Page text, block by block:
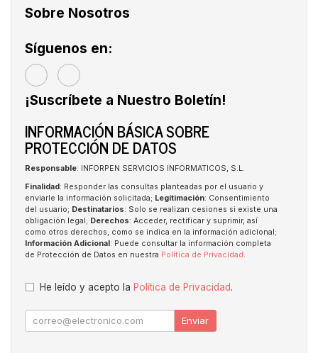
Sobre Nosotros
Síguenos en:
¡Suscríbete a Nuestro Boletín!
INFORMACIÓN BÁSICA SOBRE
PROTECCIÓN DE DATOS
Responsable: INFORPEN SERVICIOS INFORMATICOS, S.L.
Finalidad : Responder las consultas planteadas por el usuario y
enviarle la información solicitada; Legitimación: Consentimiento
del usuario; Destinatarios: Solo se realizan cesiones si existe una
obligación legal; Derechos: Acceder, rectificar y suprimir, así
como otros derechos, como se indica en la información adicional;
Información Adicional : Puede consultar la información completa
de Protección de Datos en nuestra Política de Privacidad .
He leído y acepto la Política de Privacidad.
Enviar